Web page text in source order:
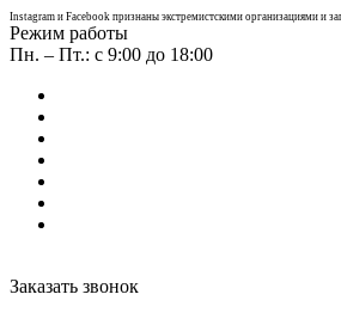
Instagram и Facebook признаны экстремистскими организациями и
Режим работы
Пн. – Пт.: с 9:00 до 18:00
Заказать звонок